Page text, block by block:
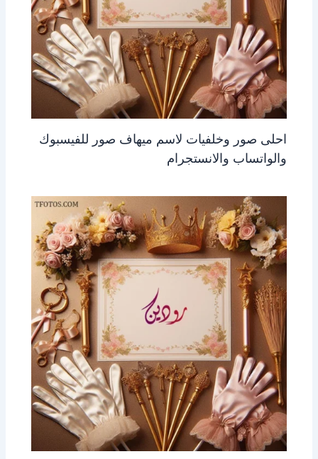
احلى صور وخلفيات لاسم ميهاف صور للفيسبوك
والواتساب والانستجرام